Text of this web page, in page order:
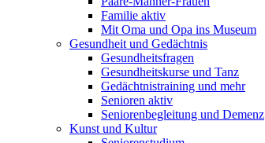
Familie aktiv
Mit Oma und Opa ins Museum
Gesundheit und Gedächtnis
Gesundheitsfragen
Gesundheitskurse und Tanz
Gedächtnistraining und mehr
Senioren aktiv
Seniorenbegleitung und Demenz
Kunst und Kultur